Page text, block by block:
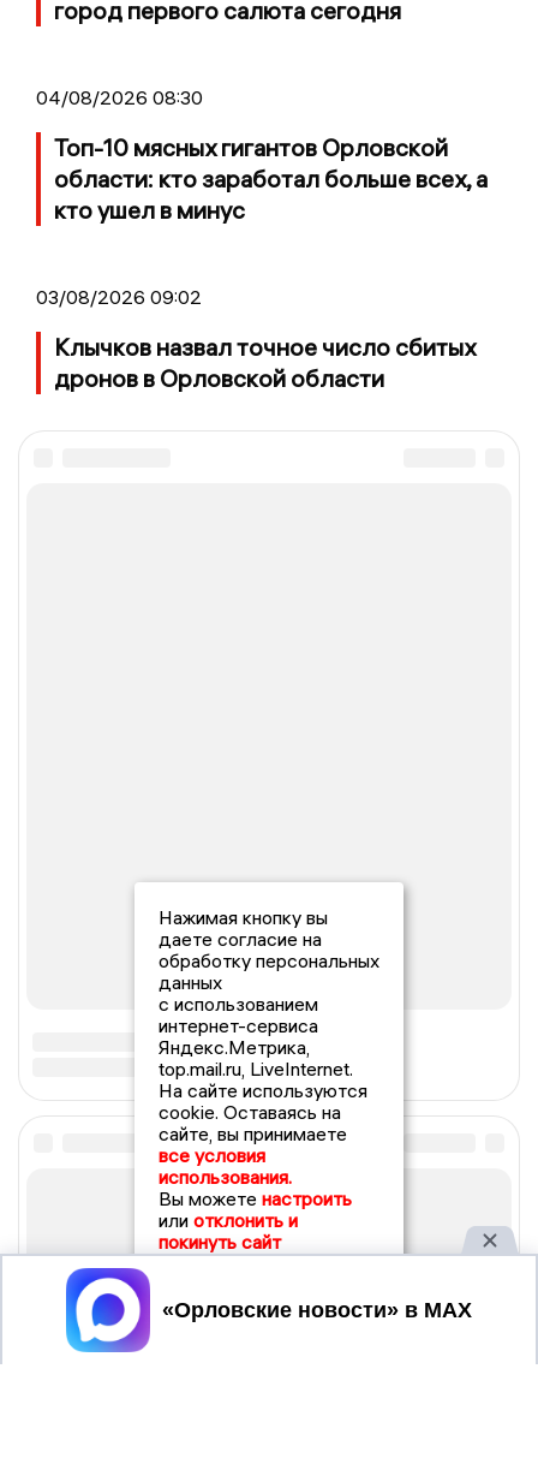
город первого салюта сегодня
04/08/2026 08:30
Топ-10 мясных гигантов Орловской
области: кто заработал больше всех, а
кто ушел в минус
03/08/2026 09:02
Клычков назвал точное число сбитых
дронов в Орловской области
Нажимая кнопку вы
даете согласие на
обработку персональных
данных
с использованием
интернет-сервиса
Яндекс.Метрика,
top.mail.ru, LiveInternet.
На сайте используются
cookie. Оставаясь на
сайте, вы принимаете
все условия
использования.
Вы можете настроить
или отклонить и
покинуть сайт
Принять